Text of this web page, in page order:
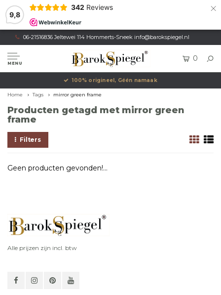
9,8
342 Reviews ×
06-21516836 Jeltewei 114 Hommerts-Sneek info@barokspiegel.nl
MENU
0
100% origineel, Géén namaak
Home Tags mirror green frame
Producten getagd met mirror green
frame
Filters
Geen producten gevonden!...
Alle prijzen zijn incl. btw